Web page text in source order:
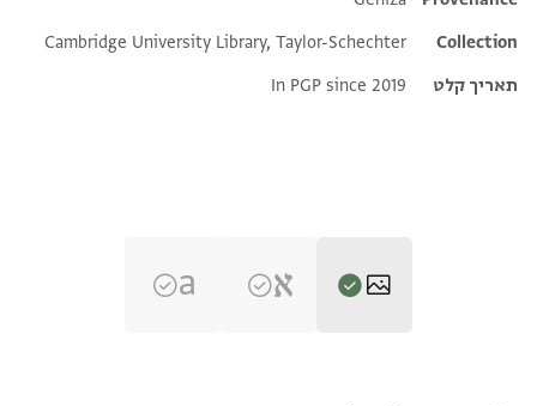
Collection
Cambridge University Library, Taylor-Schechter
תאריך קלט
In PGP since 2019